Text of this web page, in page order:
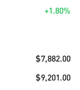
+1.80%
$7,882.00
$9,201.00